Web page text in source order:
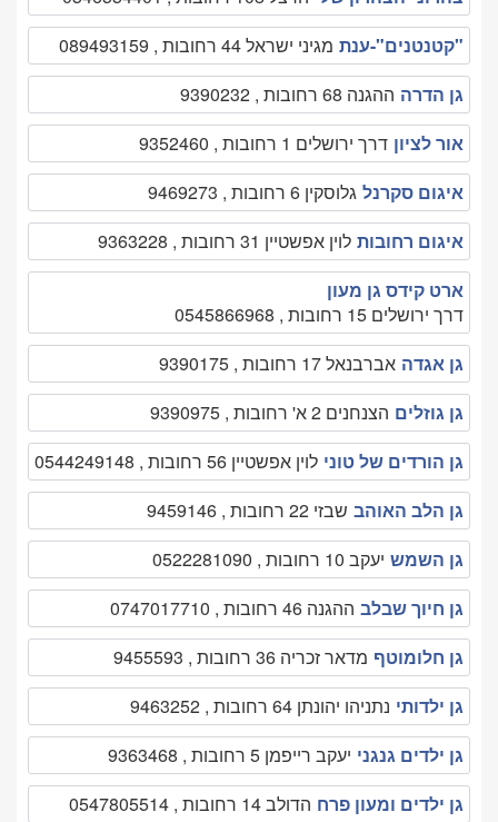
"קטנטנים"-ענת מגיני ישראל 44 רחובות , 089493159
גן הדרה ההגנה 68 רחובות , 9390232
אור לציון דרך ירושלים 1 רחובות , 9352460
איגום סקרנל גלוסקין 6 רחובות , 9469273
איגום רחובות לוין אפשטיין 31 רחובות , 9363228
ארט קידס גן מעון
דרך ירושלים 15 רחובות , 0545866968
גן אגדה אברבנאל 17 רחובות , 9390175
גן גוזלים הצנחנים 2 א' רחובות , 9390975
גן הורדים של טוני לוין אפשטיין 56 רחובות , 0544249148
גן הלב האוהב שבזי 22 רחובות , 9459146
גן השמש יעקב 10 רחובות , 0522281090
גן חיוך שבלב ההגנה 46 רחובות , 0747017710
גן חלומוטף מדאר זכריה 36 רחובות , 9455593
גן ילדותי נתניהו יהונתן 64 רחובות , 9463252
גן ילדים גנגני יעקב רייפמן 5 רחובות , 9363468
גן ילדים ומעון פרח הדולב 14 רחובות , 0547805514